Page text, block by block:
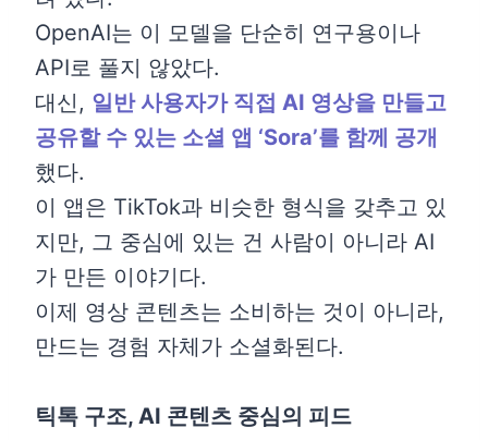
OpenAI는 이 모델을 단순히 연구용이나
API로 풀지 않았다.
대신, 일반 사용자가 직접 AI 영상을 만들고
공유할 수 있는 소셜 앱 ‘Sora’를 함께 공개
했다.
이 앱은 TikTok과 비슷한 형식을 갖추고 있
지만, 그 중심에 있는 건 사람이 아니라 AI
가 만든 이야기다.
이제 영상 콘텐츠는 소비하는 것이 아니라,
만드는 경험 자체가 소셜화된다.
틱톡 구조, AI 콘텐츠 중심의 피드